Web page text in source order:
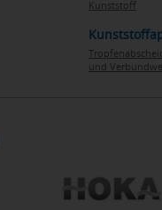
Kunststoff
und